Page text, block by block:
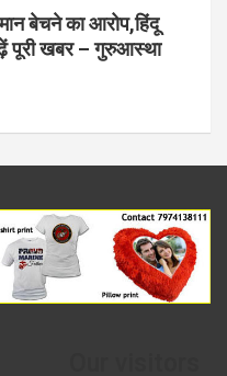
बेचने का आरोप,हिंदू
पूरी खबर – गुरुआस्था